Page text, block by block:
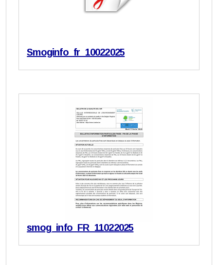
Smoginfo_fr_10022025
smog_info_FR_11022025